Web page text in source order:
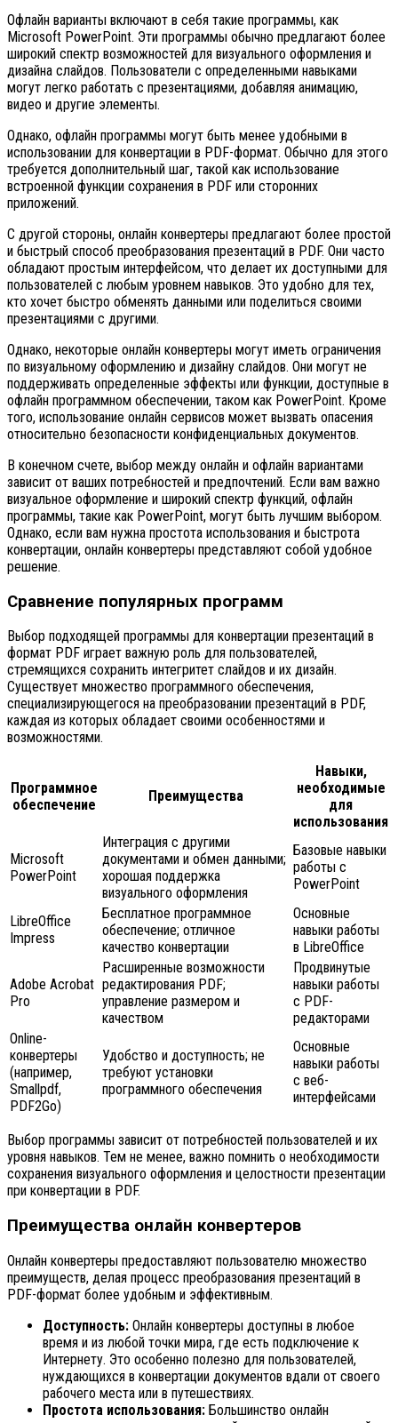
Офлайн варианты включают в себя такие программы, как
Microsoft PowerPoint. Эти программы обычно предлагают более
широкий спектр возможностей для визуального оформления и
дизайна слайдов. Пользователи с определенными навыками
могут легко работать с презентациями, добавляя анимацию,
видео и другие элементы.
Однако, офлайн программы могут быть менее удобными в
использовании для конвертации в PDF-формат. Обычно для этого
требуется дополнительный шаг, такой как использование
встроенной функции сохранения в PDF или сторонних
приложений.
С другой стороны, онлайн конвертеры предлагают более простой
и быстрый способ преобразования презентаций в PDF. Они часто
обладают простым интерфейсом, что делает их доступными для
пользователей с любым уровнем навыков. Это удобно для тех,
кто хочет быстро обменять данными или поделиться своими
презентациями с другими.
Однако, некоторые онлайн конвертеры могут иметь ограничения
по визуальному оформлению и дизайну слайдов. Они могут не
поддерживать определенные эффекты или функции, доступные в
офлайн программном обеспечении, таком как PowerPoint. Кроме
того, использование онлайн сервисов может вызвать опасения
относительно безопасности конфиденциальных документов.
В конечном счете, выбор между онлайн и офлайн вариантами
зависит от ваших потребностей и предпочтений. Если вам важно
визуальное оформление и широкий спектр функций, офлайн
программы, такие как PowerPoint, могут быть лучшим выбором.
Однако, если вам нужна простота использования и быстрота
конвертации, онлайн конвертеры представляют собой удобное
решение.
Сравнение популярных программ
Выбор подходящей программы для конвертации презентаций в
формат PDF играет важную роль для пользователей,
стремящихся сохранить интегритет слайдов и их дизайн.
Существует множество программного обеспечения,
специализирующегося на преобразовании презентаций в PDF,
каждая из которых обладает своими особенностями и
возможностями.
Программное
обеспечение
Преимущества
Навыки,
необходимые
для
использования
Microsoft
PowerPoint
Интеграция с другими
документами и обмен данными;
хорошая поддержка
визуального оформления
Базовые навыки
работы с
PowerPoint
LibreOffice
Impress
Бесплатное программное
обеспечение; отличное
качество конвертации
Основные
навыки работы
в LibreOffice
Adobe Acrobat
Pro
Расширенные возможности
редактирования PDF;
управление размером и
качеством
Продвинутые
навыки работы
с PDF-
редакторами
Online-
конвертеры
(например,
Smallpdf,
PDF2Go)
Удобство и доступность; не
требуют установки
программного обеспечения
Основные
навыки работы
с веб-
интерфейсами
Выбор программы зависит от потребностей пользователей и их
уровня навыков. Тем не менее, важно помнить о необходимости
сохранения визуального оформления и целостности презентации
при конвертации в PDF.
Преимущества онлайн конвертеров
Онлайн конвертеры предоставляют пользователю множество
преимуществ, делая процесс преобразования презентаций в
PDF-формат более удобным и эффективным.
Доступность: Онлайн конвертеры доступны в любое
время и из любой точки мира, где есть подключение к
Интернету. Это особенно полезно для пользователей,
нуждающихся в конвертации документов вдали от своего
рабочего места или в путешествиях.
Простота использования: Большинство онлайн